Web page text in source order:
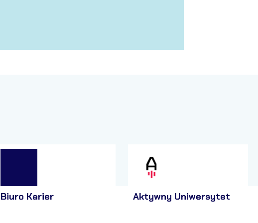
Biuro Karier Aktywny Uniwersytet